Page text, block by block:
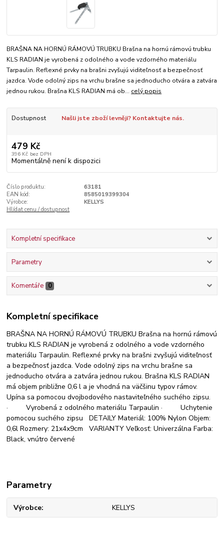
BRAŠNA NA HORNÚ RÁMOVÚ TRUBKU Brašna na hornú rámovú trubku
KLS RADIAN je vyrobená z odolného a vode vzdorného materiálu
Tarpaulin. Reflexné prvky na brašni zvyšujú viditeľnosť a bezpečnosť
jazdca. Vode odolný zips na vrchu brašne sa jednoducho otvára a zatvára
jednou rukou. Brašna KLS RADIAN má ob... celý popis
Dostupnost Našli jste zboží levněji? Kontaktujte nás.
479 Kč
396 Kč bez DPH
Momentálně není k dispozici
Číslo produktu:
63181
EAN kód:
8585019399304
Výrobce:
KELLYS
Hlídat cenu / dostupnost
Kompletní specifikace
Parametry
Komentáře 0
Kompletní specifikace
BRAŠNA NA HORNÚ RÁMOVÚ TRUBKU Brašna na hornú rámovú
trubku KLS RADIAN je vyrobená z odolného a vode vzdorného
materiálu Tarpaulin. Reflexné prvky na brašni zvyšujú viditeľnosť
a bezpečnosť jazdca. Vode odolný zips na vrchu brašne sa
jednoducho otvára a zatvára jednou rukou. Brašna KLS RADIAN
má objem približne 0,6 l a je vhodná na väčšinu typov rámov.
Upína sa pomocou dvojbodového nastaviteľného suchého zipsu.
· Vyrobená z odolného materiálu Tarpaulin · Uchytenie
pomocou suchého zipsu DETAILY Materiál: 100% Nylon Objem:
0,6l Rozmery: 21x4x9cm VARIANTY Veľkosť: Univerzálna Farba:
Black, vnútro červené
Parametry
Výrobce KELLYS